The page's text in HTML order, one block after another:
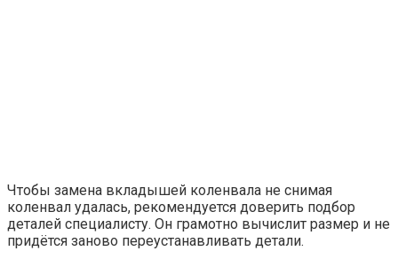
Чтобы замена вкладышей коленвала не снимая
коленвал удалась, рекомендуется доверить подбор
деталей специалисту. Он грамотно вычислит размер и не
придётся заново переустанавливать детали.